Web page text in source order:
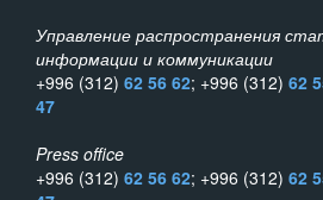
Управление распространения
информации и коммуникации
+996 (312) 62 56 62; +996 (312) 62
47
Press office
+996 (312) 62 56 62; +996 (312) 62